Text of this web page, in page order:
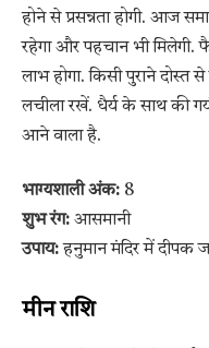
होने से प्रसन्नता होगी. आज
रहेगा और पहचान भी
लाभ होगा. किसी पुराने दोस्त
लचीला रखें. धैर्य के साथ की
आने वाला है.
भाग्यशाली अंक: 8
शुभ रंग: आसमानी
उपाय:हनुमान मंदिर में दीपक
मीन राशि